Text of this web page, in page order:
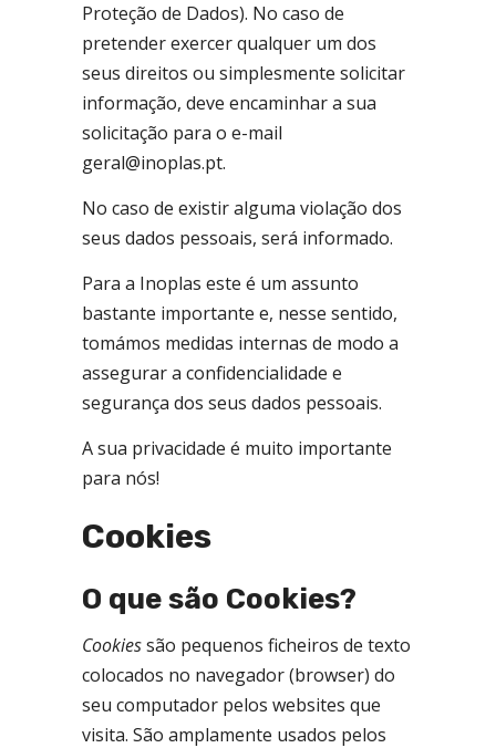
Proteção de Dados). No caso de
pretender exercer qualquer um dos
seus direitos ou simplesmente solicitar
informação, deve encaminhar a sua
solicitação para o e-mail
geral@inoplas.pt.
No caso de existir alguma violação dos
seus dados pessoais, será informado.
Para a Inoplas este é um assunto
bastante importante e, nesse sentido,
tomámos medidas internas de modo a
assegurar a confidencialidade e
segurança dos seus dados pessoais.
A sua privacidade é muito importante
para nós!
Cookies
O que são Cookies?
Cookiessão pequenos ficheiros de texto
colocados no navegador (browser) do
seu computador pelos websites que
visita. São amplamente usados pelos